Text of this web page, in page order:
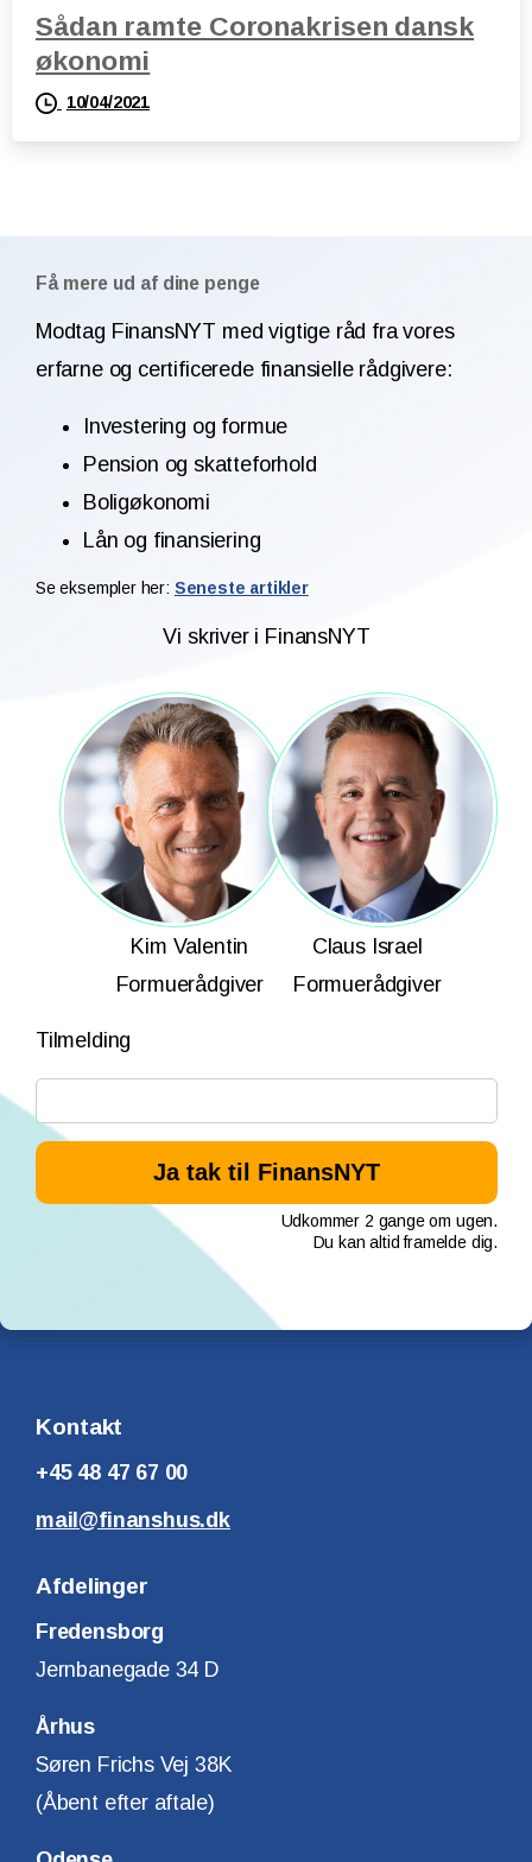
Sådan ramte Coronakrisen dansk
økonomi
10/04/2021
Få mere ud af dine penge
Modtag FinansNYT med vigtige råd fra vores
erfarne og certificerede finansielle rådgivere:
Investering og formue
Pension og skatteforhold
Boligøkonomi
Lån og finansiering
Se eksempler her: Seneste artikler
Vi skriver i FinansNYT
Kim Valentin
Formuerådgiver
Claus Israel
Formuerådgiver
Tilmelding
Udkommer 2 gange om ugen.
Du kan altid framelde dig.
Kontakt
+45 48 47 67 00
mail@finanshus.dk
Afdelinger
Fredensborg
Jernbanegade 34 D
Århus
Søren Frichs Vej 38K
(Åbent efter aftale)